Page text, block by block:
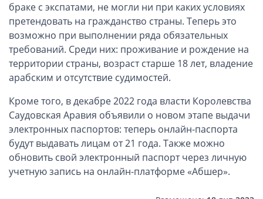
Турция (компания и счёт)
Счёт и карта в Турции для физлиц
Cчёт в Турции для компании
Счёт и карта в Киргизии для физлиц
Гражданство Вануату
Гражданство Сьерра-Леоне
Европейские и резидентные компании
Английские партнерства LLP
Ирландские компании LTD
браке с экспатами, не могли ни при каких условиях
претендовать на гражданство страны. Теперь это
возможно при выполнении ряда обязательных
требований. Среди них: проживание и рождение на
территории страны, возраст старше 18 лет, владение
арабским и отсутствие судимостей.
Кроме того, в декабре 2022 года власти Королевства
Саудовская Аравия объявили о новом этапе выдачи
электронных паспортов: теперь онлайн-паспорта
будут выдавать лицам от 21 года. Также можно
обновить свой электронный паспорт через личную
учетную запись на онлайн-платформе «Абшер».